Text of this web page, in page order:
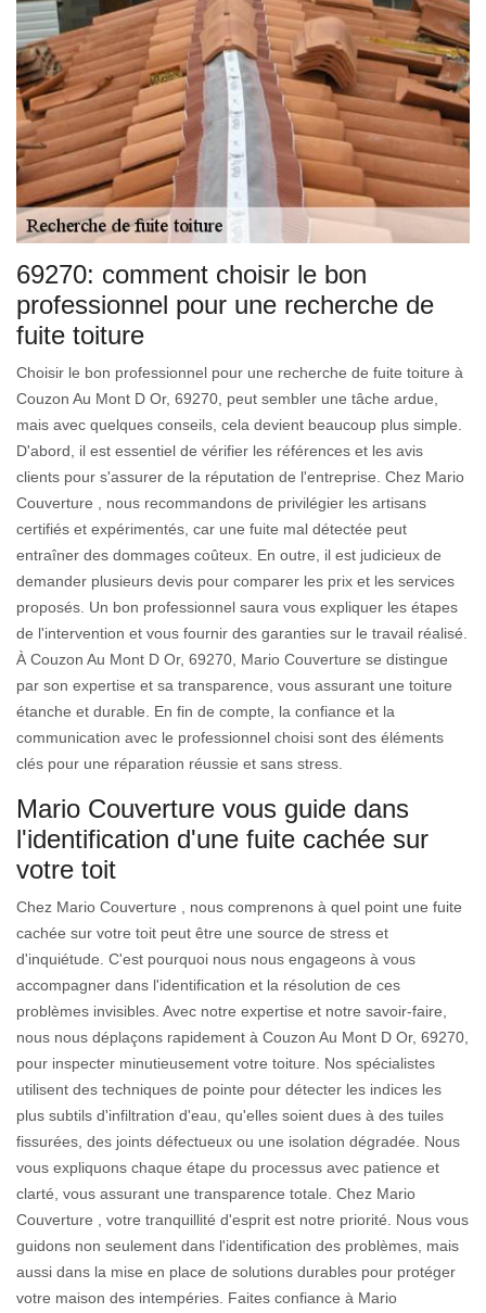
69270: comment choisir le bon
professionnel pour une recherche de
fuite toiture
Choisir le bon professionnel pour une recherche de fuite toiture à
Couzon Au Mont D Or, 69270, peut sembler une tâche ardue,
mais avec quelques conseils, cela devient beaucoup plus simple.
D'abord, il est essentiel de vérifier les références et les avis
clients pour s'assurer de la réputation de l'entreprise. Chez Mario
Couverture , nous recommandons de privilégier les artisans
certifiés et expérimentés, car une fuite mal détectée peut
entraîner des dommages coûteux. En outre, il est judicieux de
demander plusieurs devis pour comparer les prix et les services
proposés. Un bon professionnel saura vous expliquer les étapes
de l'intervention et vous fournir des garanties sur le travail réalisé.
À Couzon Au Mont D Or, 69270, Mario Couverture se distingue
par son expertise et sa transparence, vous assurant une toiture
étanche et durable. En fin de compte, la confiance et la
communication avec le professionnel choisi sont des éléments
clés pour une réparation réussie et sans stress.
Mario Couverture vous guide dans
l'identification d'une fuite cachée sur
votre toit
Chez Mario Couverture , nous comprenons à quel point une fuite
cachée sur votre toit peut être une source de stress et
d'inquiétude. C'est pourquoi nous nous engageons à vous
accompagner dans l'identification et la résolution de ces
problèmes invisibles. Avec notre expertise et notre savoir-faire,
nous nous déplaçons rapidement à Couzon Au Mont D Or, 69270,
pour inspecter minutieusement votre toiture. Nos spécialistes
utilisent des techniques de pointe pour détecter les indices les
plus subtils d'infiltration d'eau, qu'elles soient dues à des tuiles
fissurées, des joints défectueux ou une isolation dégradée. Nous
vous expliquons chaque étape du processus avec patience et
clarté, vous assurant une transparence totale. Chez Mario
Couverture , votre tranquillité d'esprit est notre priorité. Nous vous
guidons non seulement dans l'identification des problèmes, mais
aussi dans la mise en place de solutions durables pour protéger
votre maison des intempéries. Faites confiance à Mario